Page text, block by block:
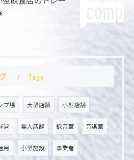
Tags
プ場 大型店舗 小型店舗
営 無人店舗 録音室 音楽室
用 小型施設 事業者